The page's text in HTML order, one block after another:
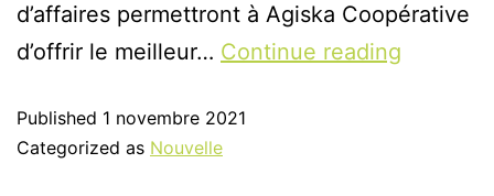
d’affaires permettront à Agiska Coopérative
d’offrir le meilleur… Continue reading
Published 1 novembre 2021
Categorized as Nouvelle